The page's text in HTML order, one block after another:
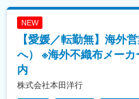
る古紙”をサービスとし
求しています。また、沖
とビジネスを展開し、古
変更の範囲：会社の定め
工場設備の点検・保全・
外部業者との折衝、工事
新規設備・施設の構想、
NEW
【愛媛／転勤無】海外
へ） ※海外不織布メー
内
株式会社本田洋行